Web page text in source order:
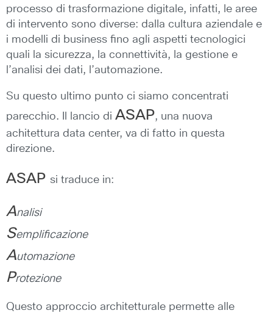
processo di trasformazione digitale, infatti, le aree
di intervento sono diverse: dalla cultura aziendale e
i modelli di business fino agli aspetti tecnologici
quali la sicurezza, la connettività, la gestione e
l’analisi dei dati, l’automazione.
Su questo ultimo punto ci siamo concentrati
parecchio. Il lancio di ASAP, una nuova
achitettura data center, va di fatto in questa
direzione.
ASAP si traduce in:
Analisi
Semplificazione
Automazione
Protezione
Questo approccio architetturale permette alle